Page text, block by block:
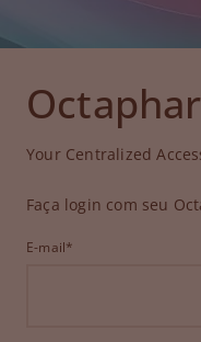
Your Centralized
Faça login com seu
E-mail*